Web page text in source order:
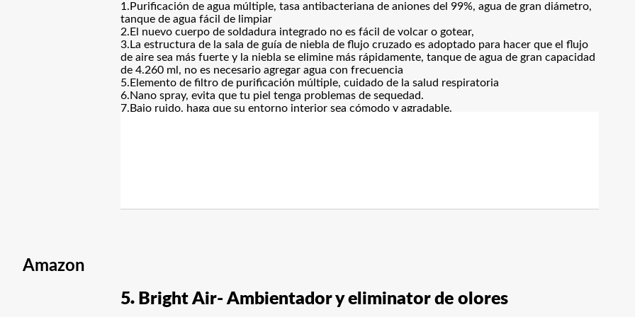
1.Purificación de agua múltiple, tasa antibacteriana de aniones del 99%, agua de gran diámetro,
tanque de agua fácil de limpiar
2.El nuevo cuerpo de soldadura integrado no es fácil de volcar o gotear,
3.La estructura de la sala de guía de niebla de flujo cruzado es adoptado para hacer que el flujo
de aire sea más fuerte y la niebla se elimine más rápidamente, tanque de agua de gran capacidad
de 4.260 ml, no es necesario agregar agua con frecuencia
5.Elemento de filtro de purificación múltiple, cuidado de la salud respiratoria
6.Nano spray, evita que tu piel tenga problemas de sequedad.
7.Bajo ruido, haga que su entorno interior sea cómodo y agradable.
Amazon
Bright Air- Ambientador y eliminator de olores
5